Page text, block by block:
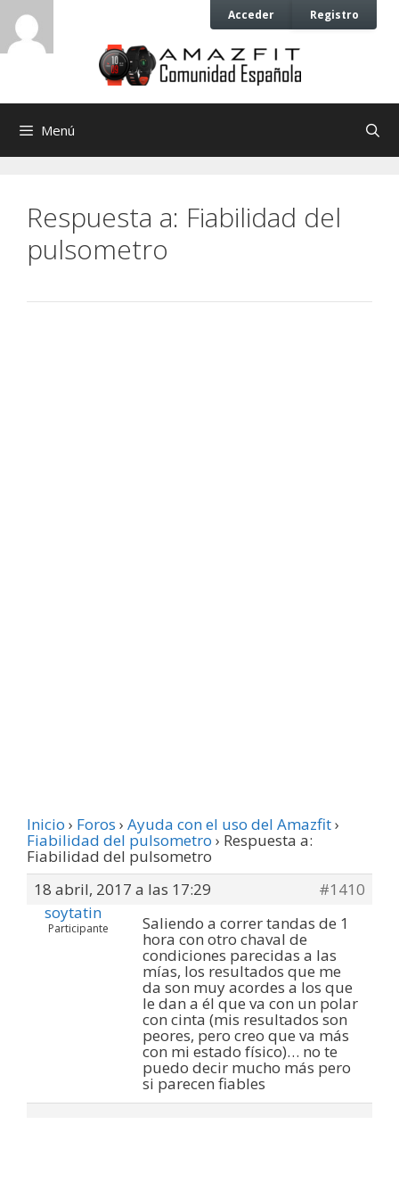
Saltar
contenido
Acceder Registro
Saltar
contenido
Menú
Respuesta a: Fiabilidad del
pulsometro
Inicio › Foros › Ayuda con el uso del Amazfit›
Fiabilidad del pulsometro › Respuesta a:
Fiabilidad del pulsometro
18 abril, 2017 a las 17:29
#1410
soytatin
Participante Saliendo a correr tandas de 1
hora con otro chaval de
condiciones parecidas a las
mías, los resultados que me
da son muy acordes a los que
le dan a él que va con un polar
con cinta (mis resultados son
peores, pero creo que va más
con mi estado físico)… no te
puedo decir mucho más pero
si parecen fiables